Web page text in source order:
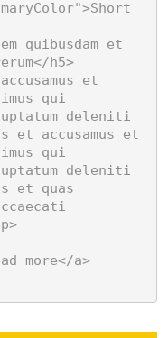
h5>
qui
deleniti
et accusamus et
qui
deleniti
et quas
more</a>